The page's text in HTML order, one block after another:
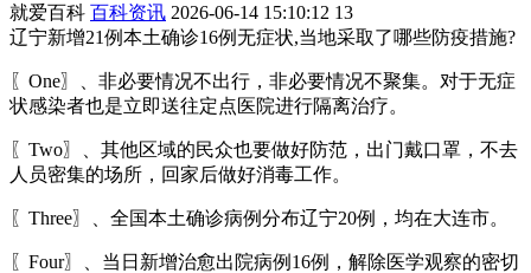
就爱百科 百科资讯 2026-06-14 15:10:12 13
辽宁新增21例本土确诊16例无症状,当地采取了哪些防疫措施?
〖One〗、非必要情况不出行，非必要情况不聚集。对于无症
状感染者也是立即送往定点医院进行隔离治疗。
〖Two〗、其他区域的民众也要做好防范，出门戴口罩，不去
人员密集的场所，回家后做好消毒工作。
〖Three〗、全国本土确诊病例分布辽宁20例，均在大连市。
〖Four〗、当日新增治愈出院病例16例，解除医学观察的密切